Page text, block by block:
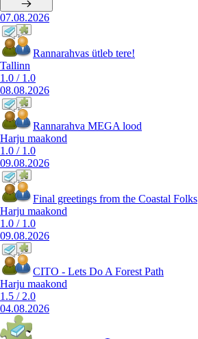
07.08.2026
Rannarahvas ütleb tere!
Tallinn
1.0 / 1.0
08.08.2026
Rannarahva MEGA lood
Harju maakond
1.0 / 1.0
09.08.2026
Final greetings from the Coastal Folks
Harju maakond
1.0 / 1.0
09.08.2026
CITO - Lets Do A Forest Path
Harju maakond
1.5 / 2.0
04.08.2026